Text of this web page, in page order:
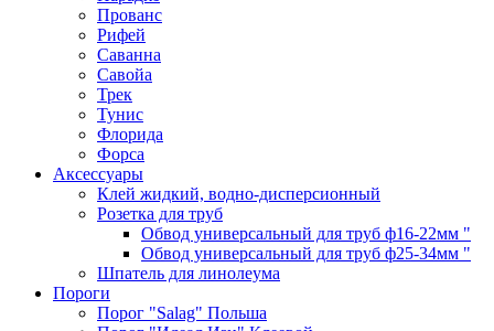
Прованс
Рифей
Саванна
Савойа
Трек
Тунис
Флорида
Форса
Аксессуары
Клей жидкий, водно-дисперсионный
Розетка для труб
Обвод универсальный для труб ф16-22мм "
Обвод универсальный для труб ф25-34мм "
Шпатель для линолеума
Пороги
Порог "Salag" Польша